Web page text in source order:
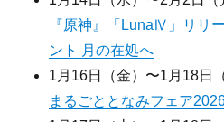
『原神』「LunaⅣ」リリ
ント 月の在処へ
1月16日（金）〜1月18日
まるごととなみフェア